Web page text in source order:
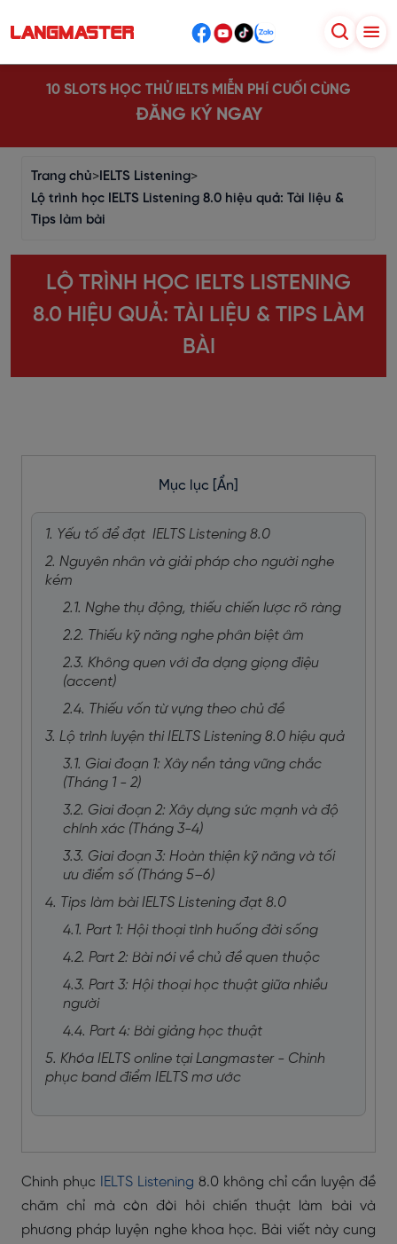
10 SLOTS HỌC THỬ IELTS MIỄN PHÍ CUỐI CÙNG
ĐĂNG KÝ NGAY
Trang chủ> IELTS Listening>
Lộ trình học IELTS Listening 8.0 hiệu quả: Tài liệu &
Tips làm bài
LỘ TRÌNH HỌC IELTS LISTENING
8.0 HIỆU QUẢ: TÀI LIỆU & TIPS LÀM
BÀI
Mục lục [Ẩn]
1. Yếu tố để đạt IELTS Listening 8.0
2. Nguyên nhân và giải pháp cho người nghe
kém
2.1. Nghe thụ động, thiếu chiến lược rõ ràng
2.2. Thiếu kỹ năng nghe phân biệt âm
2.3. Không quen với đa dạng giọng điệu
(accent)
2.4. Thiếu vốn từ vựng theo chủ đề
3. Lộ trình luyện thi IELTS Listening 8.0 hiệu quả
3.1. Giai đoạn 1: Xây nền tảng vững chắc
(Tháng 1 - 2)
3.2. Giai đoạn 2: Xây dựng sức mạnh và độ
chính xác (Tháng 3-4)
3.3. Giai đoạn 3: Hoàn thiện kỹ năng và tối
ưu điểm số (Tháng 5–6)
4. Tips làm bài IELTS Listening đạt 8.0
4.1. Part 1: Hội thoại tình huống đời sống
4.2. Part 2: Bài nói về chủ đề quen thuộc
4.3. Part 3: Hội thoại học thuật giữa nhiều
người
4.4. Part 4: Bài giảng học thuật
5. Khóa IELTS online tại Langmaster - Chinh
phục band điểm IELTS mơ ước
Chinh phục IELTS Listening 8.0 không chỉ cần luyện đề
chăm chỉ mà còn đòi hỏi chiến thuật làm bài và
phương pháp luyện nghe khoa học. Bài viết này cung